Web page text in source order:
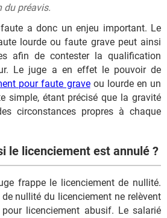
du préavis.
a donc un enjeu important. Le
lourde ou faute grave peut ainsi
afin de contester la qualification
Le juge a en effet le pouvoir de
pour faute graveou lourde en un
simple, étant précisé que la gravité
circonstances propres à chaque
le licenciement est annulé ?
frappe le licenciement de nullité.
nullité du licenciement ne relèvent
licenciement abusif. Le salarié